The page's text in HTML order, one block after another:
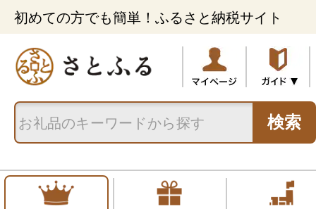
初めての方でも簡単！ふるさと納税サイト
検索